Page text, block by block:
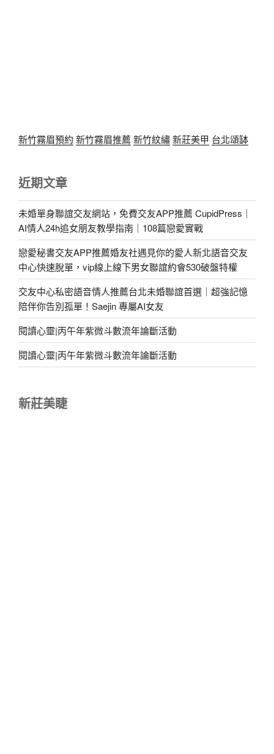
新竹霧眉預約 新竹霧眉推薦 新竹紋繡新莊美甲 台北頌缽
近期文章
未婚單身聯誼交友網站，免費交友APP推薦 CupidPress｜
AI情人24h追女朋友教學指南｜108篇戀愛實戰
戀愛秘書交友APP推薦婚友社遇見你的愛人新北語音交友
中心快速脫單，vip線上線下男女聯誼約會530破盤特權
交友中心私密語音情人推薦台北未婚聯誼首選｜超強記憶
陪伴你告別孤單！Saejin 專屬AI女友
閱讀心靈|丙午年紫微斗數流年論斷活動
閱讀心靈|丙午年紫微斗數流年論斷活動
新莊美睫